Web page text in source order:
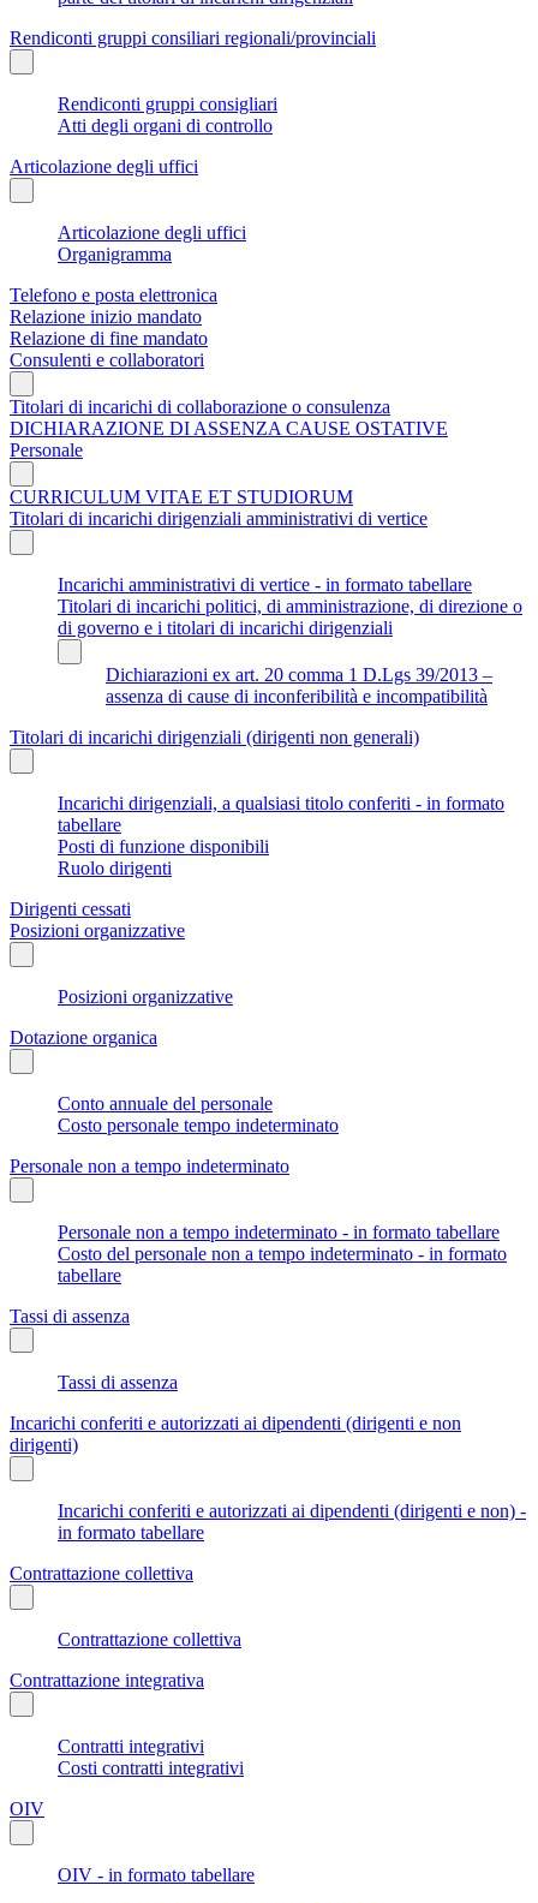
Rendiconti gruppi consiliari regionali/provinciali
Rendiconti gruppi consigliari
Atti degli organi di controllo
Articolazione degli uffici
Articolazione degli uffici
Organigramma
Telefono e posta elettronica
Relazione inizio mandato
Relazione di fine mandato
Consulenti e collaboratori
Titolari di incarichi di collaborazione o consulenza
DICHIARAZIONE DI ASSENZA CAUSE OSTATIVE
Personale
CURRICULUM VITAE ET STUDIORUM
Titolari di incarichi dirigenziali amministrativi di vertice
Incarichi amministrativi di vertice - in formato tabellare
Titolari di incarichi politici, di amministrazione, di direzione o
di governo e i titolari di incarichi dirigenziali
Dichiarazioni ex art. 20 comma 1 D.Lgs 39/2013 –
assenza di cause di inconferibilità e incompatibilità
Titolari di incarichi dirigenziali (dirigenti non generali)
Incarichi dirigenziali, a qualsiasi titolo conferiti - in formato
tabellare
Posti di funzione disponibili
Ruolo dirigenti
Dirigenti cessati
Posizioni organizzative
Posizioni organizzative
Dotazione organica
Conto annuale del personale
Costo personale tempo indeterminato
Personale non a tempo indeterminato
Personale non a tempo indeterminato - in formato tabellare
Costo del personale non a tempo indeterminato - in formato
tabellare
Tassi di assenza
Tassi di assenza
Incarichi conferiti e autorizzati ai dipendenti (dirigenti e non
dirigenti)
Incarichi conferiti e autorizzati ai dipendenti (dirigenti e non) -
in formato tabellare
Contrattazione collettiva
Contrattazione collettiva
Contrattazione integrativa
Contratti integrativi
Costi contratti integrativi
OIV
OIV - in formato tabellare